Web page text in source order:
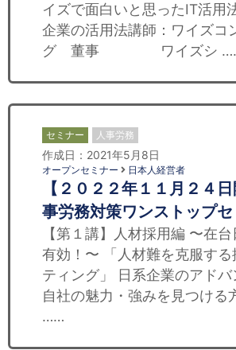
イズで面白いと思ったIT活
企業の活用法​ 講師：ワイズコ
グ 董事 ワイズシ
セミナー 人事労務
作成日：2021年5月8日
オープンセミナー 日本人経営者
【２０２２年１１月２４
事労務対策ワンストップセ
【第１講】人材採用編 〜在
有効！〜 「人材難を克服する
ティング」 日系企業のアド
自社の魅力・強みを見つけ
……